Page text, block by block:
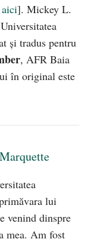
aici]. Mickey L.
şi tradus pentru
, AFR Baia
în original este
lui
venind dinspre
mea. Am fost